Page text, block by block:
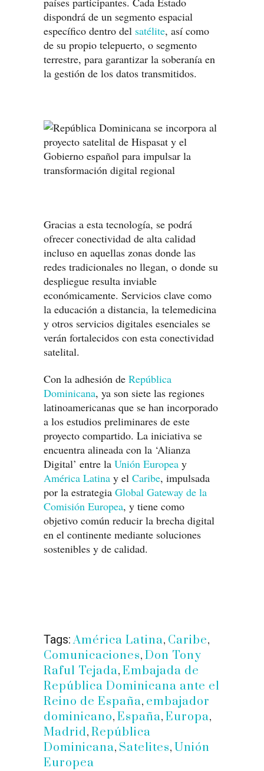
dispondrá de un segmento espacial
específico dentro del satélite, así como
de su propio telepuerto, o segmento
terrestre, para garantizar la soberanía en
la gestión de los datos transmitidos.
Gracias a esta tecnología, se podrá
ofrecer conectividad de alta calidad
incluso en aquellas zonas donde las
redes tradicionales no llegan, o donde su
despliegue resulta inviable
económicamente. Servicios clave como
la educación a distancia, la telemedicina
y otros servicios digitales esenciales se
verán fortalecidos con esta conectividad
satelital.
Con la adhesión de República
Dominicana, ya son siete las regiones
latinoamericanas que se han incorporado
a los estudios preliminares de este
proyecto compartido. La iniciativa se
encuentra alineada con la ‘Alianza
Digital’ entre la Unión Europea y
América Latina y el Caribe, impulsada
por la estrategia Global Gateway de la
Comisión Europea, y tiene como
objetivo común reducir la brecha digital
en el continente mediante soluciones
sostenibles y de calidad.
Tags: América Latina, Caribe,
Comunicaciones, Don Tony
Raful Tejada, Embajada de
República Dominicana ante el
Reino de España, embajador
dominicano, España, Europa,
Madrid, República
Dominicana, Satelites, Unión
Europea